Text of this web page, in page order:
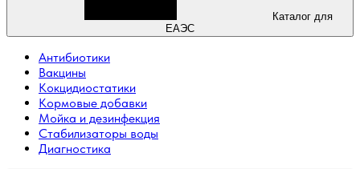
ЕАЭС
Антибиотики
Вакцины
Кокцидиостатики
Кормовые добавки
Мойка и дезинфекция
Стабилизаторы воды
Диагностика